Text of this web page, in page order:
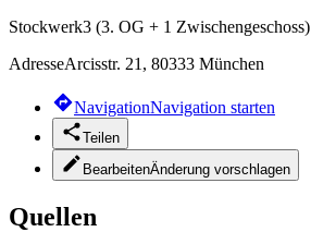
Stockwerk3 (3. OG + 1 Zwischengeschoss)
AdresseArcisstr. 21, 80333 München
NavigationNavigation starten
Teilen
BearbeitenÄnderung vorschlagen
Quellen